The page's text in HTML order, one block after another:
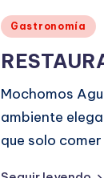
Publicado
Gastronomía
Mochomos
ambiente
que solo comer